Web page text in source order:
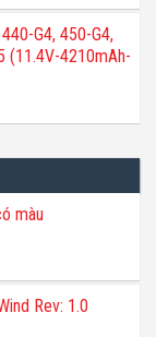
G4, 450-G4,
(11.4V-4210mAh-
màu
Rev: 1.0